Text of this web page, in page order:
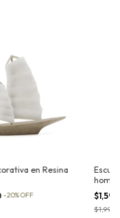
en Resina
-20%OFF